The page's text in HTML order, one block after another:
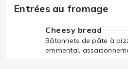
Entrées au fromage
Cheesy bread
Bâtonnets de pâte à
emmental,